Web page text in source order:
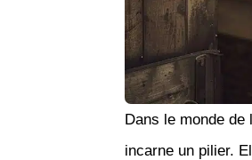
Dans le monde de
incarne un pilier.